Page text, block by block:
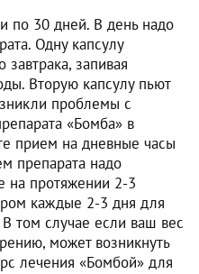
по 30 дней. В день надо
Одну капсулу
запивая
Вторую капсулу пьют
проблемы с
«Бомба» в
прием на дневные часы
препарата надо
на протяжении 2-3
каждые 2-3 дня для
том случае если ваш вес
может возникнуть
лечения «Бомбой» для